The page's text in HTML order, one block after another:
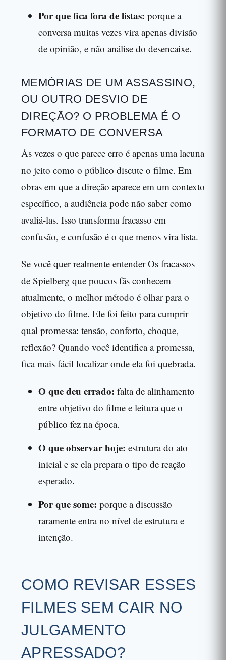
Por que fica fora de listas: porque a
conversa muitas vezes vira apenas divisão
de opinião, e não análise do desencaixe.
MEMÓRIAS DE UM ASSASSINO,
OU OUTRO DESVIO DE
DIREÇÃO? O PROBLEMA É O
FORMATO DE CONVERSA
Às vezes o que parece erro é apenas uma lacuna
no jeito como o público discute o filme. Em
obras em que a direção aparece em um contexto
específico, a audiência pode não saber como
avaliá-las. Isso transforma fracasso em
confusão, e confusão é o que menos vira lista.
Se você quer realmente entender Os fracassos
de Spielberg que poucos fãs conhecem
atualmente, o melhor método é olhar para o
objetivo do filme. Ele foi feito para cumprir
qual promessa: tensão, conforto, choque,
reflexão? Quando você identifica a promessa,
fica mais fácil localizar onde ela foi quebrada.
O que deu errado: falta de alinhamento
entre objetivo do filme e leitura que o
público fez na época.
O que observar hoje: estrutura do ato
inicial e se ela prepara o tipo de reação
esperado.
Por que some: porque a discussão
raramente entra no nível de estrutura e
intenção.
COMO REVISAR ESSES
FILMES SEM CAIR NO
JULGAMENTO
APRESSADO?